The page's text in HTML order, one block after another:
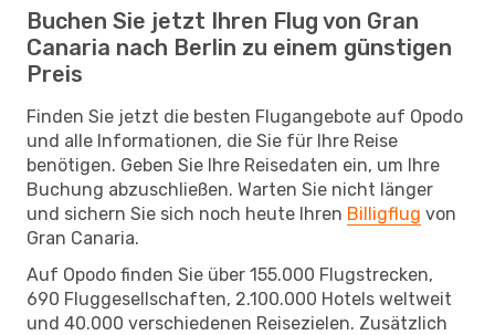
Buchen Sie jetzt Ihren Flug von Gran
Canaria nach Berlin zu einem günstigen
Preis
Finden Sie jetzt die besten Flugangebote auf Opodo
und alle Informationen, die Sie für Ihre Reise
benötigen. Geben Sie Ihre Reisedaten ein, um Ihre
Buchung abzuschließen. Warten Sie nicht länger
und sichern Sie sich noch heute Ihren Billigflug von
Gran Canaria.
Auf Opodo finden Sie über 155.000 Flugstrecken,
690 Fluggesellschaften, 2.100.000 Hotels weltweit
und 40.000 verschiedenen Reisezielen. Zusätzlich